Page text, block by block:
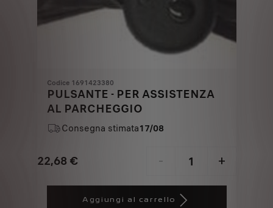
Codice 1691423380
PULSANTE - PER ASSISTENZA
AL PARCHEGGIO
Consegna stimata17/08
22,68 €
Price
- +
Quantity
Aggiungi al carrello